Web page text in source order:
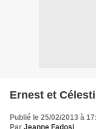
Ernest et
Publié le 25/02/2013 à
Par Jeanne Fadosi